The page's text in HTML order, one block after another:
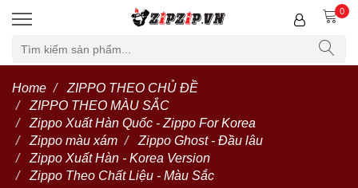
0
Home
ZIPPO THEO CHỦ ĐỀ
ZIPPO THEO MÀU SẮC
Zippo Xuất Hàn Quốc - Zippo For Korea
Zippo màu xám
Zippo Ghost - Đầu lâu
Zippo Xuất Hàn - Korea Version
Zippo Theo Chất Liệu - Màu Sắc